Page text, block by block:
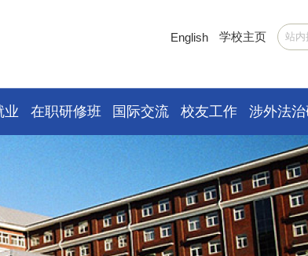
English 学校主页
业 在职研修班 国际交流 校友工作 涉外法